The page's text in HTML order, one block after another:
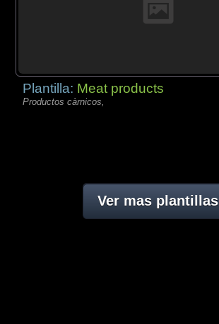
Plantilla: Meat products
Productos càrnicos,
Ver mas plantillas